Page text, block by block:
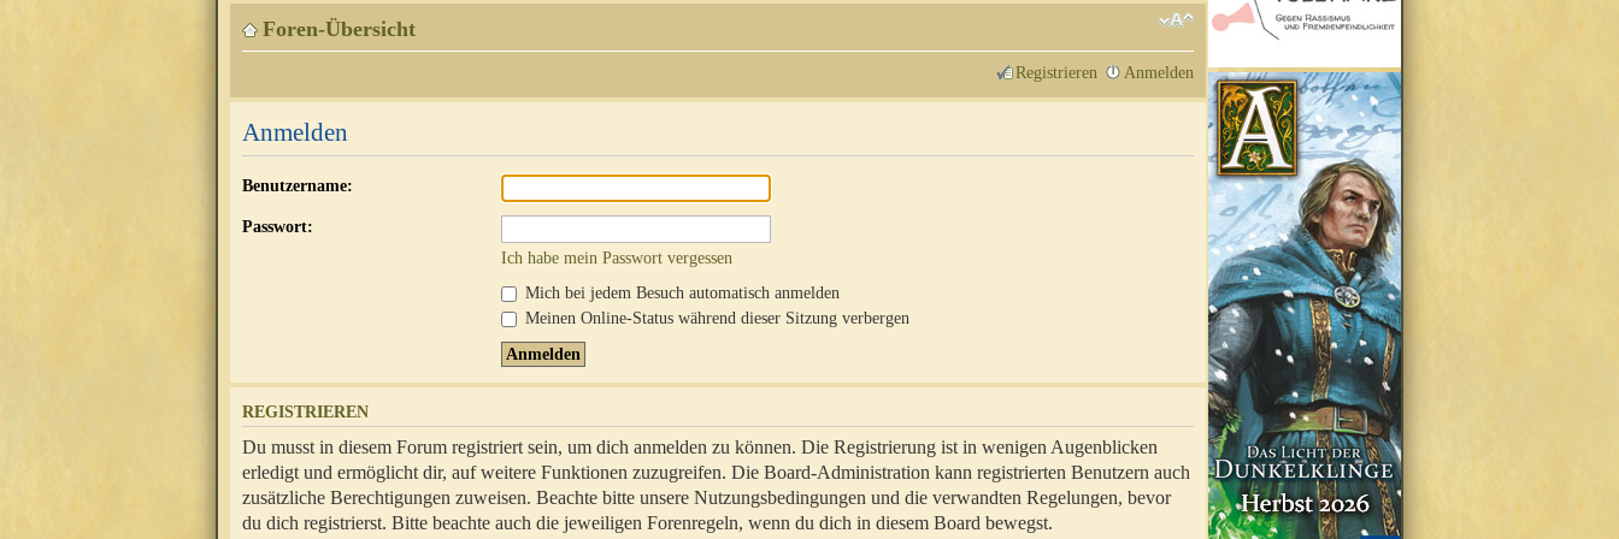
Foren-Übersicht
Registrieren Anmelden
Anmelden
Benutzername:
Passwort:
Ich habe mein Passwort vergessen
Mich bei jedem Besuch automatisch anmelden
Meinen Online-Status während dieser Sitzung verbergen
REGISTRIEREN
Du musst in diesem Forum registriert sein, um dich anmelden zu können. Die Registrierung ist in wenigen Augenblicken
erledigt und ermöglicht dir, auf weitere Funktionen zuzugreifen. Die Board-Administration kann registrierten Benutzern auch
zusätzliche Berechtigungen zuweisen. Beachte bitte unsere Nutzungsbedingungen und die verwandten Regelungen, bevor
du dich registrierst. Bitte beachte auch die jeweiligen Forenregeln, wenn du dich in diesem Board bewegst.